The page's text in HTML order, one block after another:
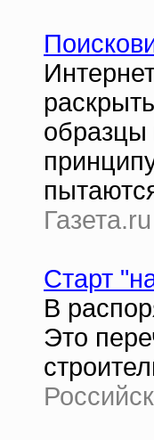
образцы
Старт
В
Это